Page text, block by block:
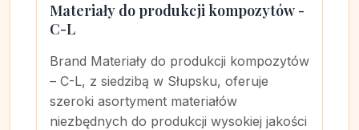
Materiały do produkcji kompozytów -
C-L
Brand Materiały do produkcji kompozytów
– C-L, z siedzibą w Słupsku, oferuje
szeroki asortyment materiałów
niezbędnych do produkcji wysokiej jakości